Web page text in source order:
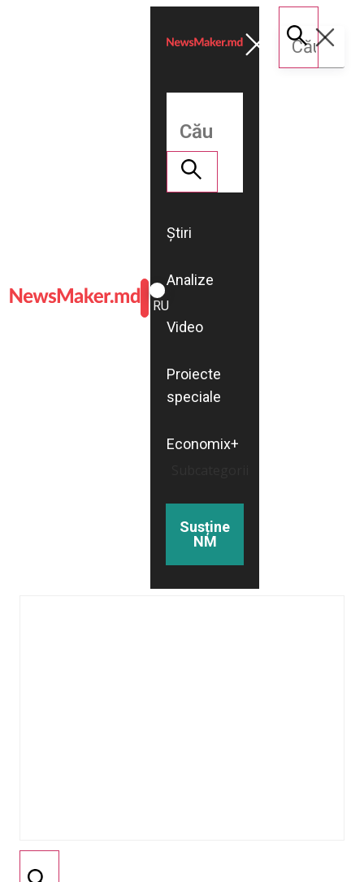
ROMÂNĂ
RU
Știri
Analize
Video
Proiecte
speciale
Economix+
Susține
NM